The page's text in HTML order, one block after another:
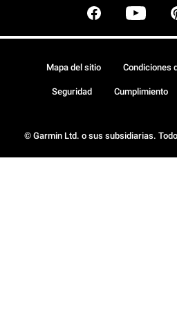
© Garmin Ltd. o sus subsidiarias.
Mapa del sitio Condiciones
Seguridad Cumplimiento